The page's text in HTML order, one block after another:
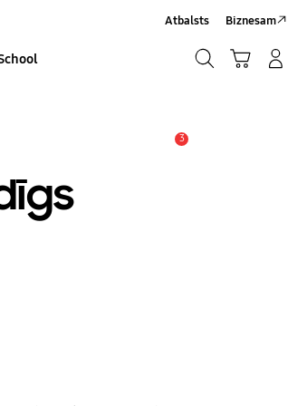
Atbalsts Biznesam
3